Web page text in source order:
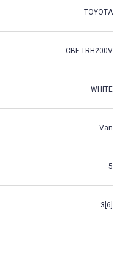
TOYOTA
CBF-TRH200V
WHITE
Van
5
3[6]